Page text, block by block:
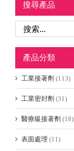
搜尋產品
產品分類
工業接著劑 (113)
工業密封劑 (31)
醫療級接著劑 (18)
表面處理 (11)